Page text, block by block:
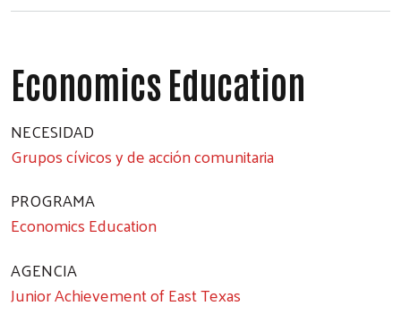
Economics Education
NECESIDAD
Grupos cívicos y de acción comunitaria
PROGRAMA
Economics Education
AGENCIA
Junior Achievement of East Texas